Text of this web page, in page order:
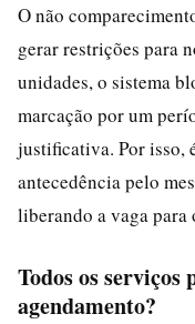
O não
gerar restrições para
unidades, o sistema
marcação por um
justificativa. Por isso,
antecedência pelo
liberando a vaga
Todos os serviços
agendamento?